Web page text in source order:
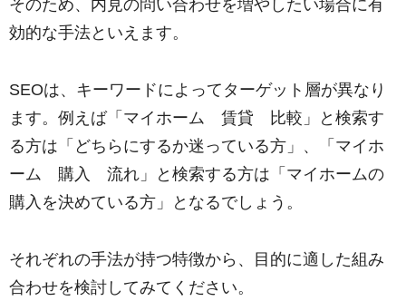
そのため、内見の問い合わせを増やしたい場合に有
効的な手法といえます。
SEOは、キーワードによってターゲット層が異なり
ます。例えば「マイホーム 賃貸 比較」と検索す
る方は「どちらにするか迷っている方」、「マイホ
ーム 購入 流れ」と検索する方は「マイホームの
購入を決めている方」となるでしょう。
それぞれの手法が持つ特徴から、目的に適した組み
合わせを検討してみてください。